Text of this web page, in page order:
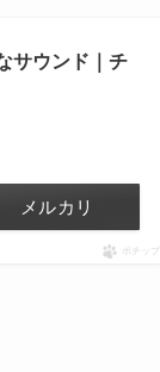
サウンド｜チ
メルカリ
ポチップ